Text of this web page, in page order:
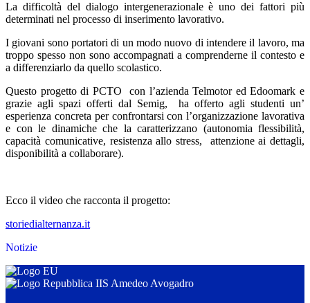
La difficoltà del dialogo intergenerazionale è uno dei fattori più
determinati nel processo di inserimento lavorativo.
I giovani sono portatori di un modo nuovo di intendere il lavoro, ma
troppo spesso non sono accompagnati a comprenderne il contesto e
a differenziarlo da quello scolastico.
Questo progetto di PCTO con l’azienda Telmotor ed Edoomark e
grazie agli spazi offerti dal Semig, ha offerto agli studenti un’
esperienza concreta per confrontarsi con l’organizzazione lavorativa
e con le dinamiche che la caratterizzano (autonomia flessibilità,
capacità comunicative, resistenza allo stress, attenzione ai dettagli,
disponibilità a collaborare).
Ecco il video che racconta il progetto:
storiedialternanza.it
Notizie
IIS Amedeo Avogadro